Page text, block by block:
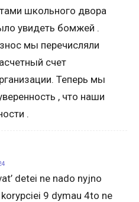
школьного двора
увидеть бомжей .
мы перечисляли
счет
Теперь мы
, что наши
.
detei ne nado nyjno
9 dymau 4to ne